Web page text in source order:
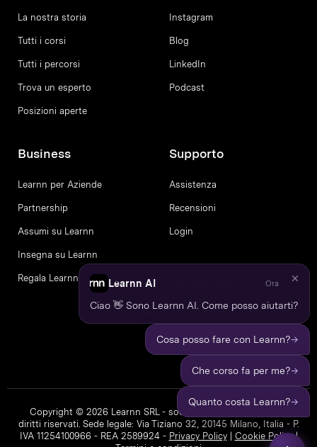
La nostra storia
Tutti i corsi
Tutti i percorsi
Trova un esperto
Posizioni aperte
Instagram
Blog
LinkedIn
Podcast
Business
Learnn per Aziende
Partnership
Assumi su Learnn
Insegna su Learnn
Regala Learnn
Supporto
Assistenza
Recensioni
Login
Copyright © 2026 Learnn SRL - società a socio unico. Tutti i
diritti riservati. Sede legale: Via Tiziano 32, 20145 Milano, Italia - P.
IVA 11254100966 - REA 2589924 - Privacy Policy| Cookie Policy|
Learnn AI Ora
Ciao 👋 Sono Learnn AI. Come posso aiutarti?
Cosa posso fare con Learnn?→
Che corso fa per me?→
Quanto costa Learnn?→